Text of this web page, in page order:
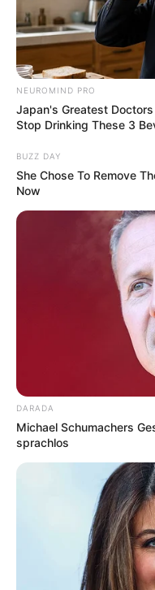
Aachen zahlreiche
eine Möbelsammlung,
Periode des
Sowohl
Wäldchen" beobachtet
Kobern-
Ein
Burgen, Kapellen und
großen
den schönsten und am
architektonischen
Festung
Die
anderen
Beispiel des
mehrere
NEUROMIND PRO
Japan's Greatest
Stop Drinking These 3
BUZZ DAY
She Chose To Remove
Now
DARADA
Michael Schumachers
sprachlos